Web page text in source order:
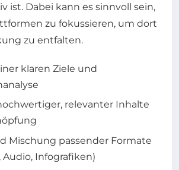
ist. Dabei kann es sinnvoll sein,
zu fokussieren, um dort
zu entfalten.
klaren Ziele und
relevanter Inhalte
Mischung passender Formate
Audio, Infografiken)